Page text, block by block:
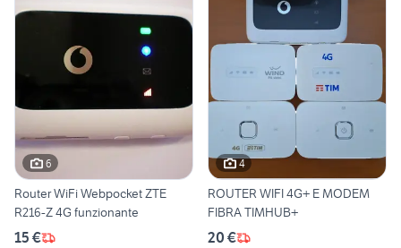
6
Router WiFi Webpocket ZTE
R216-Z 4G funzionante
15 €
4
ROUTER WIFI 4G+ E MODEM
FIBRA TIMHUB+
20 €